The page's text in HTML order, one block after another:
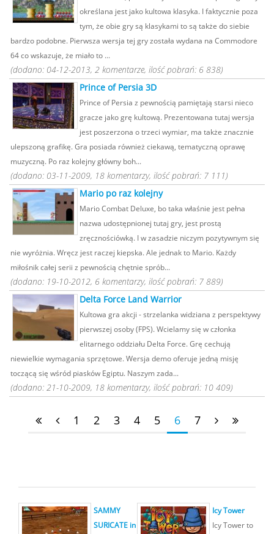
określana jest jako kultowa klasyka. I faktycznie poza
tym, że obie gry są klasykami to są także do siebie
bardzo podobne. Pierwsza wersja tej gry została wydana na Commodore
64 co wskazuje, że miało to ...
(dodano: 04-12-2013, 2 komentarze, ilość pobrań: 6 838)
Prince of Persia 3D
Prince of Persia z pewnością pamiętają starsi nieco
gracze jako grę kultową. Prezentowana tutaj wersja
jest poszerzona o trzeci wymiar, ma także znacznie
ulepszoną grafikę. Gra posiada również ciekawą, tematyczną oprawę
muzyczną. Po raz kolejny główny boh...
(dodano: 03-11-2009, 18 komentarzy, ilość pobrań: 7 111)
Mario po raz kolejny
Mario Combat Deluxe, bo taka właśnie jest pełna
nazwa udostępnionej tutaj gry, jest prostą
zręcznościówką. I w zasadzie niczym pozytywnym się
nie wyróżnia. Wręcz jest raczej kiepska. Ale jednak to Mario. Każdy
miłośnik całej serii z pewnością chętnie sprób...
(dodano: 19-10-2012, 6 komentarzy, ilość pobrań: 7 889)
Delta Force Land Warrior
Kultowa gra akcji - strzelanka widziana z perspektywy
pierwszej osoby (FPS). Wcielamy się w członka
elitarnego oddziału Delta Force. Grę cechują
niewielkie wymagania sprzętowe. Wersja demo oferuje jedną misję
toczącą się wśród piasków Egiptu. Naszym zada...
(dodano: 21-10-2009, 18 komentarzy, ilość pobrań: 10 409)
1 2 3 4 5 6 7
SAMMY
SURICATE in
Icy Tower
Icy Tower to